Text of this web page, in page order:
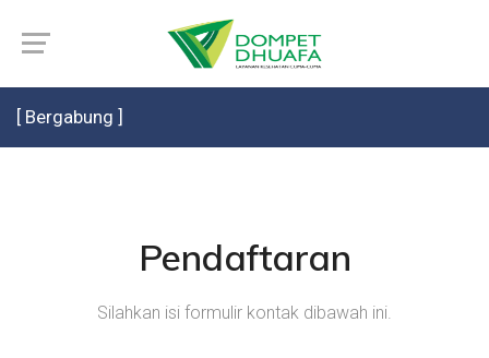
[ Bergabung ]
Pendaftaran
Silahkan isi formulir kontak dibawah ini.